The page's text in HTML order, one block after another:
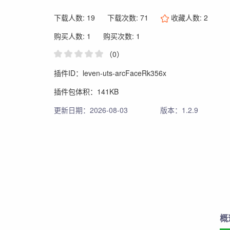
下载人数: 19 下载次数: 71 收藏人数:2
购买人数: 1
购买次数: 1
（0）
插件ID：leven-uts-arcFaceRk356x
插件包体积：141KB
更新日期：2026-08-03
版本：1.2.9
概